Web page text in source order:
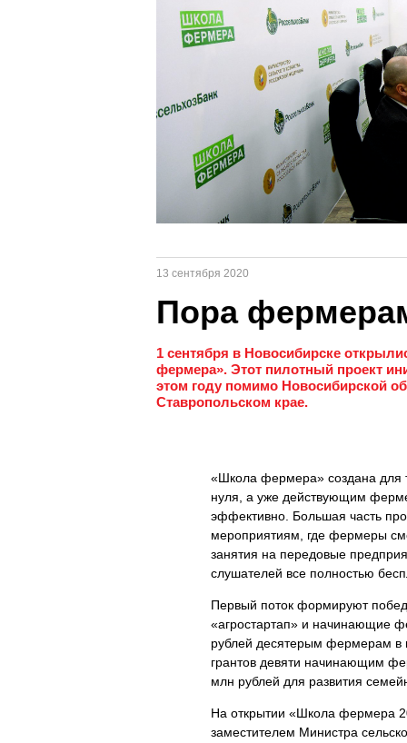
13 сентября 2020
Пора
1 сентября в Новосибирске
фермера». Этот пилотный проект
этом году помимо Новосибирской
Ставропольском крае.
«Школа фермера» создана для
нуля, а уже действующим
эффективно. Большая часть
мероприятиям, где фермеры
занятия на передовые
слушателей все полностью
Первый поток формируют
«агростартап» и начинающие
рублей десятерым фермерам в
грантов девяти начинающим
млн рублей для развития
На открытии «Школа фермера
заместителем Министра